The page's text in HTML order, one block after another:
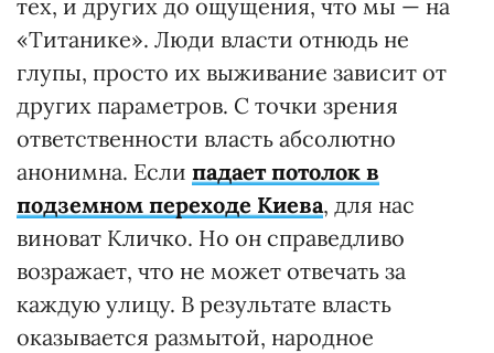
тех, и других до ощущения, что мы — на
«Титанике». Люди власти отнюдь не
глупы, просто их выживание зависит от
других параметров. С точки зрения
ответственности власть абсолютно
анонимна. Если падает потолок в
подземном переходе Киева, для нас
виноват Кличко. Но он справедливо
возражает, что не может отвечать за
каждую улицу. В результате власть
оказывается размытой, народное